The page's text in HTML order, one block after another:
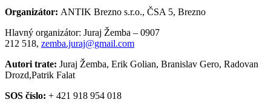
Organizátor: ANTIK Brezno s.r.o., ČSA 5, Brezno
Hlavný organizátor: Juraj Žemba – 0907
212 518, zemba.juraj@gmail.com
Autori trate: Juraj Žemba, Erik Golian, Branislav Gero, Radovan
Drozd,Patrik Falat
SOS číslo: + 421 918 954 018